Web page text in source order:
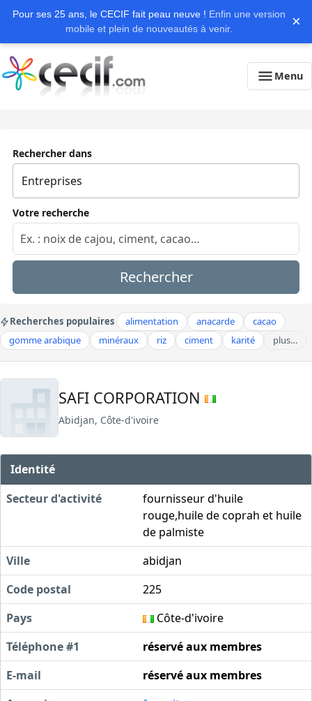
Pour ses 25 ans, le CECIF fait peau neuve ! Enfin une version
mobile et plein de nouveautés à venir.
×
Menu
Rechercher dans
Votre recherche
Rechercher
Recherches populaires alimentation anacarde
cacao
gomme arabique
minéraux riz ciment karité plus…
SAFI CORPORATION
Abidjan, Côte-d'ivoire
Identité
Secteur d'activité
fournisseur d'huile
rouge,huile de coprah et huile
de palmiste
Ville
abidjan
Code postal
225
Pays
Côte-d'ivoire
Téléphone #1
réservé aux membres
E-mail
réservé aux membres